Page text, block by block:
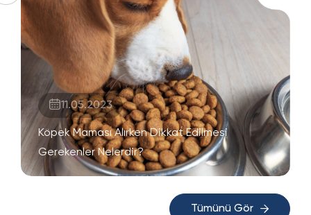
11.05.2023
Köpek Maması Alırken Dikkat Edilmesi
Gerekenler Nelerdir?
Tümünü Gör